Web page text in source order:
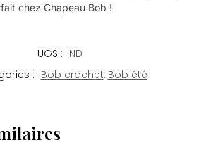
chez Chapeau Bob !
UGS : ND
: Bob crochet, Bob été